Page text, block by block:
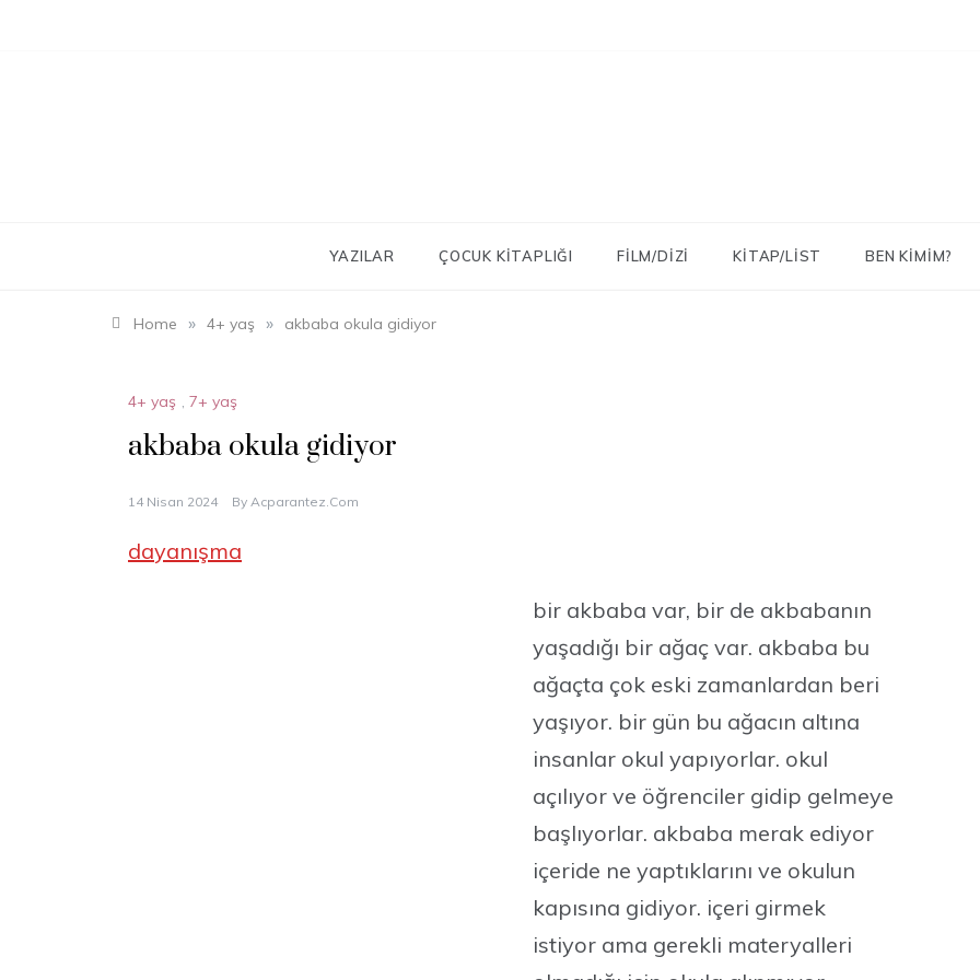
YAZILAR ÇOCUK KITAPLIĞI FILM/DIZI KITAP/LIST BEN KIMIM?
Home » 4+ yaş » akbaba okula gidiyor
4+ yaş , 7+ yaş
akbaba okula gidiyor
14 Nisan 2024 By Acparantez.com
dayanışma
bir akbaba var, bir de akbabanın
yaşadığı bir ağaç var. akbaba bu
ağaçta çok eski zamanlardan beri
yaşıyor. bir gün bu ağacın altına
insanlar okul yapıyorlar. okul
açılıyor ve öğrenciler gidip gelmeye
başlıyorlar. akbaba merak ediyor
içeride ne yaptıklarını ve okulun
kapısına gidiyor. içeri girmek
istiyor ama gerekli materyalleri